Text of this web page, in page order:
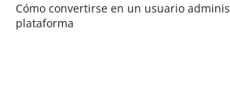
Cómo convertirse en un usuario
plataforma